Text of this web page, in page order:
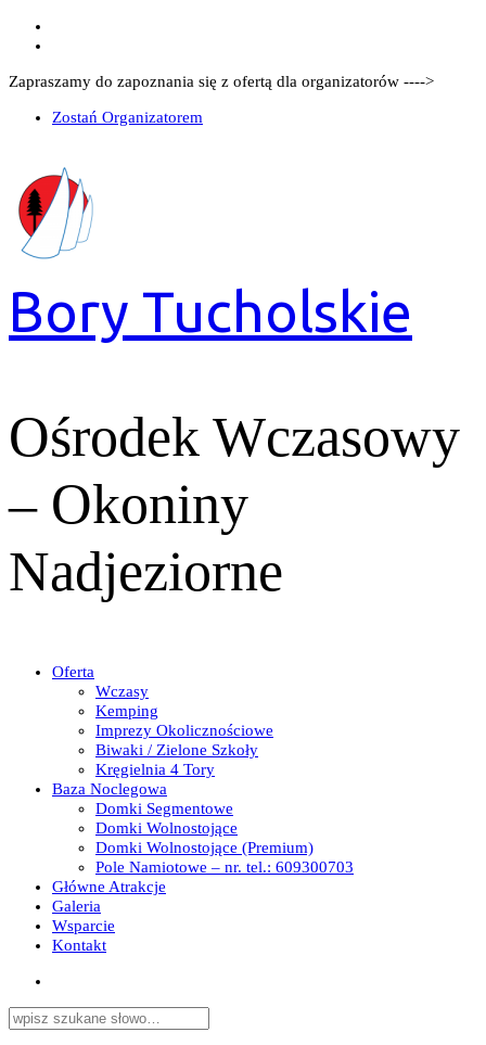
Zapraszamy do zapoznania się z ofertą dla organizatorów ---->
Zostań Organizatorem
Bory Tucholskie
Ośrodek Wczasowy
– Okoniny
Nadjeziorne
Oferta
Wczasy
Kemping
Imprezy Okolicznościowe
Biwaki / Zielone Szkoły
Kręgielnia 4 Tory
Baza Noclegowa
Domki Segmentowe
Domki Wolnostojące
Domki Wolnostojące (Premium)
Pole Namiotowe – nr. tel.: 609300703
Główne Atrakcje
Galeria
Wsparcie
Kontakt